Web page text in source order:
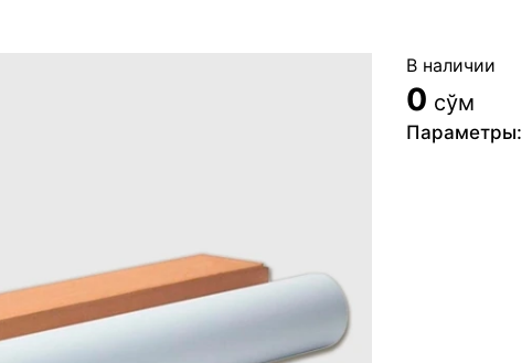
В наличии
0 сўм
Параметры: